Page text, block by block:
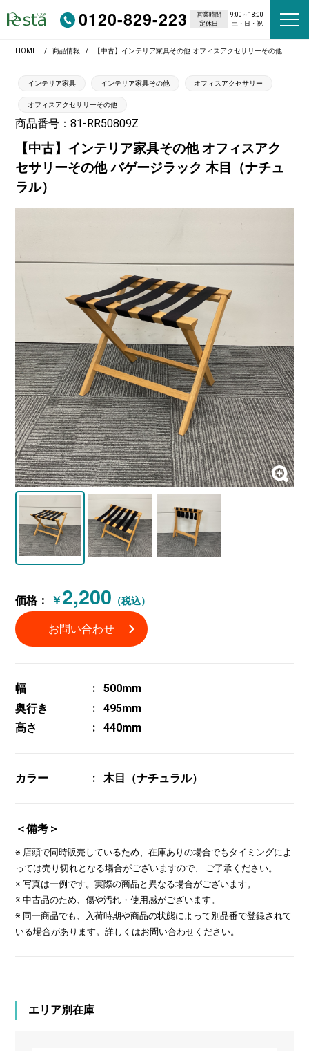
0120-829-223 営業時間
9:00～18:00
定休日
土・日・祝
HOME 商品情報 【中古】インテリア家具その他 オフィスアクセサリーその他 バゲージラック 木目（ナチュラル）
インテリア家具 インテリア家具その他 オフィスアクセサリー
オフィスアクセサリーその他
商品番号：81-RR50809Z
【中古】インテリア家具その他 オフィスアク
セサリーその他 バゲージラック 木目（ナチュ
ラル）
価格： ￥2,200 （税込）
お問い合わせ
幅
500mm
奥行き
495mm
高さ
440mm
カラー 木目（ナチュラル）
＜備考＞
※ 店頭で同時販売しているため、在庫ありの場合でもタイミングによ
っては売り切れとなる場合がございますので、 ご了承ください。
※ 写真は一例です。実際の商品と異なる場合がございます。
※ 中古品のため、傷や汚れ・使用感がございます。
※ 同一商品でも、入荷時期や商品の状態によって別品番で登録されて
いる場合があります。詳しくはお問い合わせください。
エリア別在庫